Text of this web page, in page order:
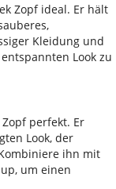
Zopf ideal. Er hält
Kleidung und
Look zu
perfekt. Er
Look, der
ihn mit
um einen